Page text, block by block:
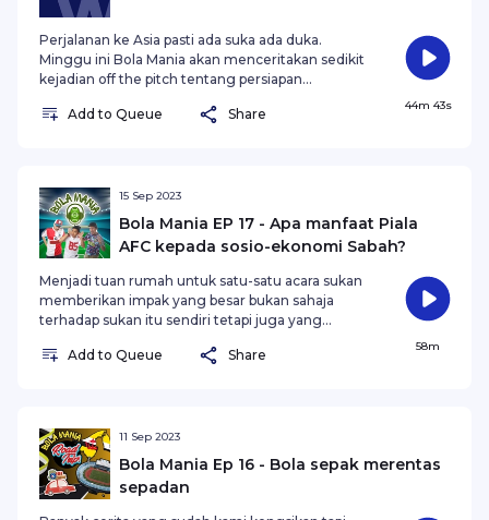
Perjalanan ke Asia pasti ada suka ada duka.
Minggu ini Bola Mania akan menceritakan sedikit
kejadian off the pitch tentang persiapan
penyokong perlawanan peringkat Asia serta Piala
Add to Queue Share
44m 43s
15 Sep 2023
Bola Mania EP 17 - Apa manfaat Piala
AFC kepada sosio-ekonomi Sabah?
Menjadi tuan rumah untuk satu-satu acara sukan
memberikan impak yang besar bukan sahaja
terhadap sukan itu sendiri tetapi juga yang
Jom dengarkan Addnan, Mawie dan Torabola
Add to Queue Share
58m
11 Sep 2023
Bola Mania Ep 16 - Bola sepak merentas
sepadan